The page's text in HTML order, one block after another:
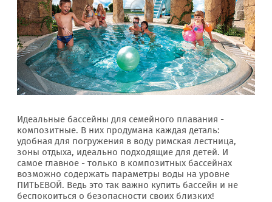
Идеальные бассейны для семейного плавания -
композитные. В них продумана каждая деталь:
удобная для погружения в воду римская лестница,
зоны отдыха, идеально подходящие для детей. И
самое главное - только в композитных бассейнах
возможно содержать параметры воды на уровне
ПИТЬЕВОЙ. Ведь это так важно купить бассейн и не
беспокоиться о безопасности своих близких!